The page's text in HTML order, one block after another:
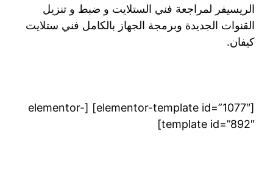
الريسيفر لمراجعة فني الستلايت و ضبط و تنزيل
القنوات الجديدة وبرمجة الجهاز بالكامل فني ستلايت
كيفان.
[elementor-template id=”1077″] [elementor-
template id=”892″]